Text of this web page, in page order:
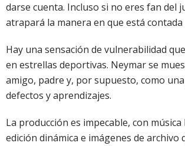
darse cuenta. Incluso si no eres fan del
atrapará la manera en que está
Hay una sensación de vulnerabilidad
en estrellas deportivas. Neymar se
amigo, padre y, por supuesto, como
defectos y aprendizajes.
La producción es impecable, con música
edición dinámica e imágenes de archivo